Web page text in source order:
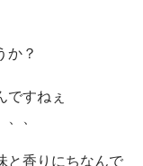
か？
ですねぇ
、
と香りにちなんで